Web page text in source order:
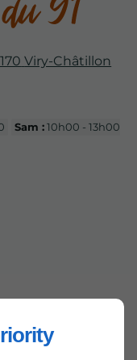
Viry-Châtillon
Sam :10h00 - 13h00